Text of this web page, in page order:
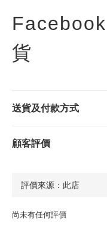
貨
送貨及付款方式
顧客評價
尚未有任何評價